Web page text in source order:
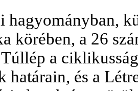
hagyományban,
körében, a 26
a
határain, és a